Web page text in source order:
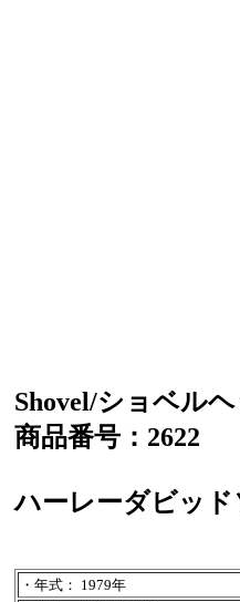
Shovel/ショベル
商品番号：2622
ハーレーダビッド
・年式： 1979年